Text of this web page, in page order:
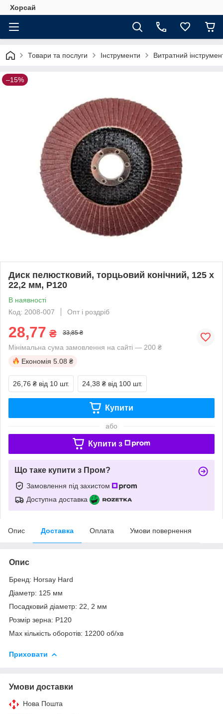
Хорсай
Товари та послуги Інструменти Витратний
–15%
Диск пелюстковий, торцьовий конічний, 125 x
22,2 мм, Р120
В наявності
Код: 2008-007
Опт і роздріб
28,77 ₴ 33,85 ₴
Мінімальна сума замовлення на сайті — 200 ₴
Економія 5.08 ₴
26,76 ₴ від 10 шт. 24,38 ₴ від 100 шт.
Купити
або
Купити з
Що таке купити з Пром?
Замовлення під захистом
Доступна доставка
Опис Доставка Оплата Умови повернення
Опис
Бренд: Horsay Hard
Діаметр: 125 мм
Посадковий діаметр: 22, 2 мм
Розмір зерна: Р120
Мах кількість оборотів: 12200 об/хв
Приховати
Умови доставки
Нова Пошта